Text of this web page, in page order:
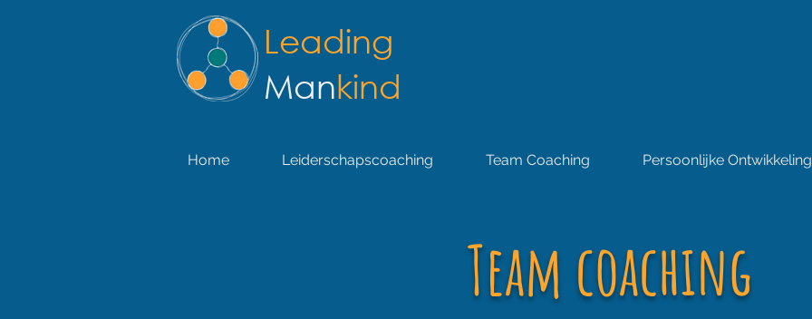
Leading
Mankind
Home Leiderschapscoaching Team Coaching Persoonlijke Ontwikkeling
Team coaching